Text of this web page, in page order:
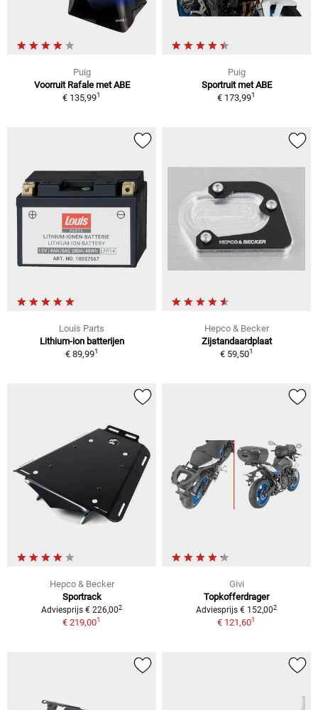
Puig
Voorruit Rafale met ABE
€ 135,991
Puig
Sportruit met ABE
€ 173,991
Louis Parts
Lithium-ion batterijen
€ 89,991
Hepco & Becker
Zijstandaardplaat
€ 59,501
Hepco & Becker
Sportrack
Adviesprijs € 226,002
€ 219,001
Givi
Topkofferdrager
Adviesprijs € 152,002
€ 121,601